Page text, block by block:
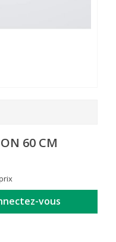
60 CM
vous